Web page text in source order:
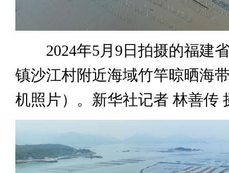
2024年5月9日拍摄的福建
镇沙江村附近海域竹竿晾晒海
机照片）。新华社记者 林善传